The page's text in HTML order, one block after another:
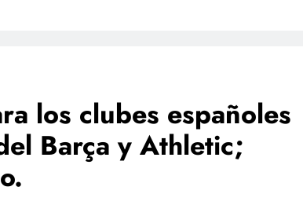
los clubes españoles
Barça y Athletic;